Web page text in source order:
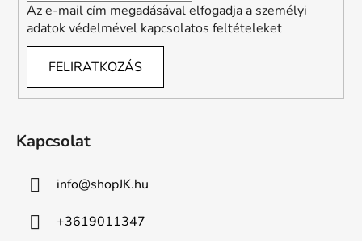
Az e-mail cím megadásával elfogadja a személyi
adatok védelmével kapcsolatos feltételeket
FELIRATKOZÁS
Kapcsolat
info@shopJK.hu
+3619011347